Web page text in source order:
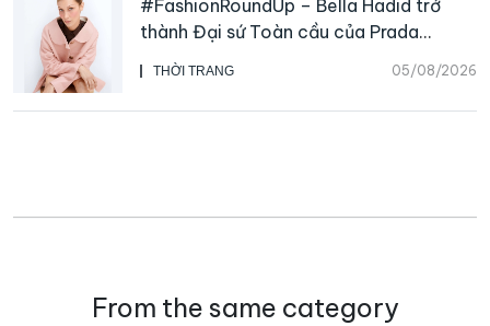
THỜI TRANG 05/08/2026
#FashionRoundUp – Bella Hadid trở
thành Đại sứ Toàn cầu của Prada
Beauty, CHANEL mua lại Charvet
From the same category